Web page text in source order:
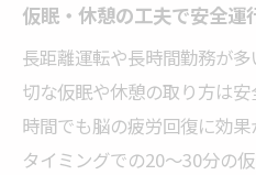
仮眠・休憩の工夫で安全運
長距離運転や長時間勤務が
切な仮眠や休憩の取り方は
時間でも脳の疲労回復に効
タイミングでの20～30分の